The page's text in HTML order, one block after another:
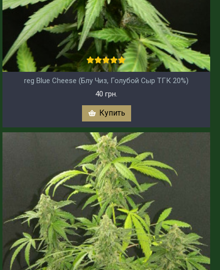
reg Blue Cheese (Блу Чиз, Голубой Сыр ТГК 20%)
40 грн.
Купить